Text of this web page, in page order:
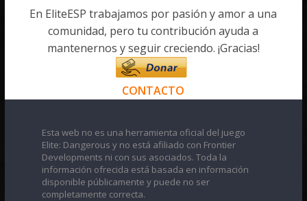
En EliteESP trabajamos por pasión y amor a una
comunidad, pero tu contribución ayuda a
mantenernos y seguir creciendo. ¡Gracias!
CONTACTO
Esta web no es una herramienta oficial del juego
Elite: Dangerous y no está afiliado con Frontier
Developments ni con sus asociados. Toda la
información ofrecida está basada en información
disponible públicamente y puede no ser
completamente correcta.